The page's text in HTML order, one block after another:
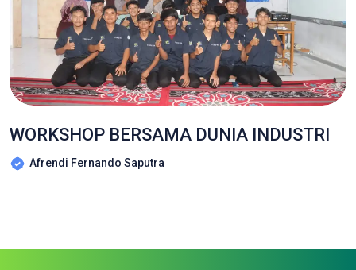
WORKSHOP BERSAMA DUNIA INDUSTRI
Afrendi Fernando Saputra